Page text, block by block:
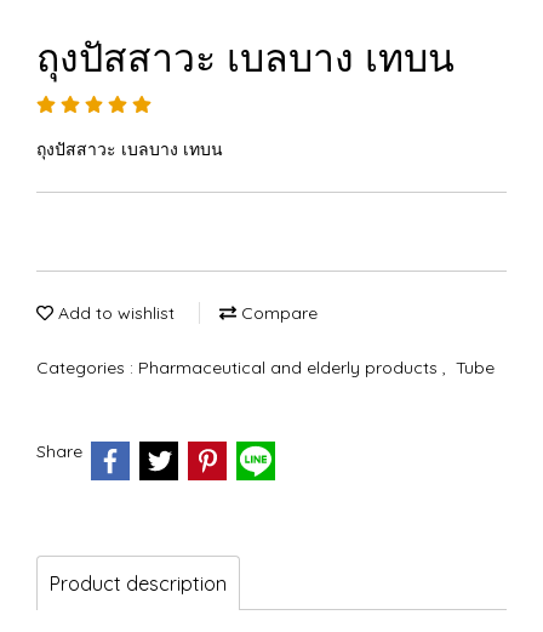
ถุงปัสสาวะ เบลบาง เทบน
ถุงปัสสาวะ เบลบาง เทบน
Add to wishlist Compare
Categories : Pharmaceutical and elderly products , Tube
Share
Product description